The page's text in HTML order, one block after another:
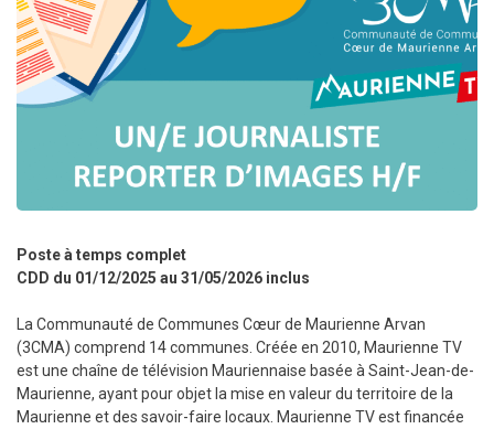
Poste à temps complet
CDD du 01/12/2025 au 31/05/2026 inclus
La Communauté de Communes Cœur de Maurienne Arvan
(3CMA) comprend 14 communes. Créée en 2010, Maurienne TV
est une chaîne de télévision Mauriennaise basée à Saint-Jean-de-
Maurienne, ayant pour objet la mise en valeur du territoire de la
Maurienne et des savoir-faire locaux. Maurienne TV est financée